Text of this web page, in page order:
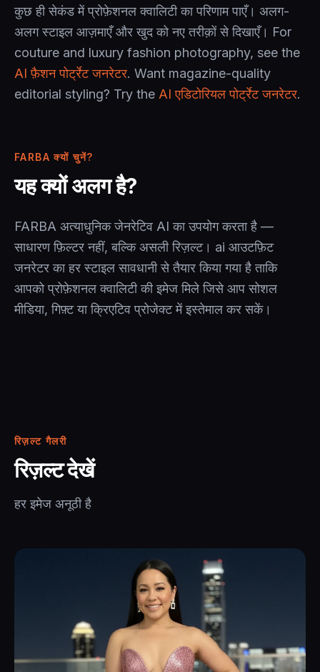
कुछ ही सेकंड में प्रोफ़ेशनल क्वालिटी का परिणाम पाएँ। अलग-
अलग स्टाइल आज़माएँ और खुद को नए तरीक़ों से दिखाएँ। For
couture and luxury fashion photography, see the
AI फ़ैशन पोर्ट्रेट जनरेटर. Want magazine-quality
editorial styling? Try the AI एडिटोरियल पोर्ट्रेट जनरेटर.
FARBA क्यों चुनें?
यह क्यों अलग है?
FARBA अत्याधुनिक जेनरेटिव AI का उपयोग करता है —
साधारण फ़िल्टर नहीं, बल्कि असली रिज़ल्ट। ai आउटफ़िट
जनरेटर का हर स्टाइल सावधानी से तैयार किया गया है ताकि
आपको प्रोफ़ेशनल क्वालिटी की इमेज मिले जिसे आप सोशल
मीडिया, गिफ़्ट या क्रिएटिव प्रोजेक्ट में इस्तेमाल कर सकें।
रिज़ल्ट गैलरी
रिज़ल्ट देखें
हर इमेज अनूठी है